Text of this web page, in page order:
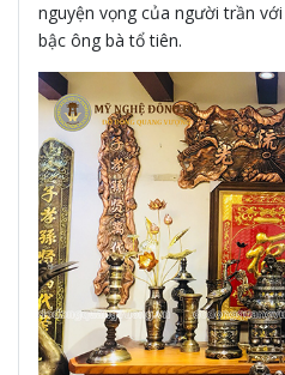
nguyện vọng của người trần
bậc ông bà tổ tiên.